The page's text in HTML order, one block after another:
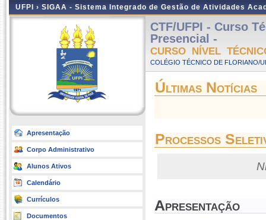
UFPI › SIGAA - Sistema Integrado de Gestão de Atividades
Apresentação
Corpo Administrativo
Alunos Ativos
Calendário
Currículos
Documentos
CTF/UFPI - Curso
Presencial -
CURSO NÍVEL
COLÉGIO TÉCNICO DE FLORIANO/
Últimas Notícias
Processos
Apresentação